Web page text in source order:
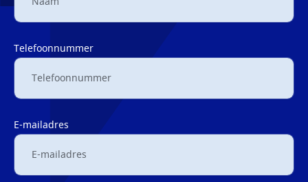
Telefoonnummer
E-mailadres